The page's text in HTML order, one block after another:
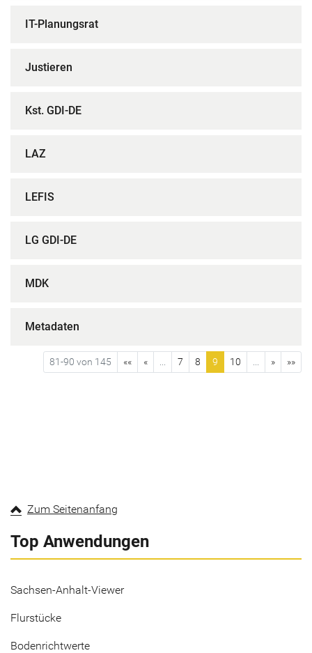
IT-Planungsrat
Justieren
Kst. GDI-DE
LAZ
LEFIS
LG GDI-DE
MDK
Metadaten
81-90 von 145 «« « 7 8 9 10 » »»
Zum Seitenanfang
Top Anwendungen
Sachsen-Anhalt-Viewer
Flurstücke
Bodenrichtwerte